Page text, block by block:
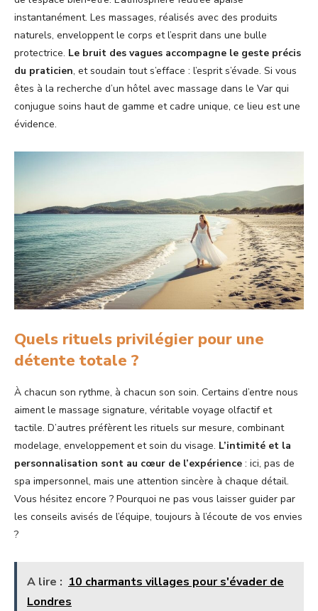
instantanément. Les massages, réalisés avec des produits
naturels, enveloppent le corps et l’esprit dans une bulle
protectrice. Le bruit des vagues accompagne le geste précis
du praticien, et soudain tout s’efface : l’esprit s’évade. Si vous
êtes à la recherche d’un hôtel avec massage dans le Var qui
conjugue soins haut de gamme et cadre unique, ce lieu est une
évidence.
Quels rituels privilégier pour une
détente totale ?
À chacun son rythme, à chacun son soin. Certains d’entre nous
aiment le massage signature, véritable voyage olfactif et
tactile. D’autres préfèrent les rituels sur mesure, combinant
modelage, enveloppement et soin du visage. L’intimité et la
personnalisation sont au cœur de l’expérience : ici, pas de
spa impersonnel, mais une attention sincère à chaque détail.
Vous hésitez encore ? Pourquoi ne pas vous laisser guider par
les conseils avisés de l’équipe, toujours à l’écoute de vos envies
?
A lire : 10 charmants villages pour s'évader de
Londres